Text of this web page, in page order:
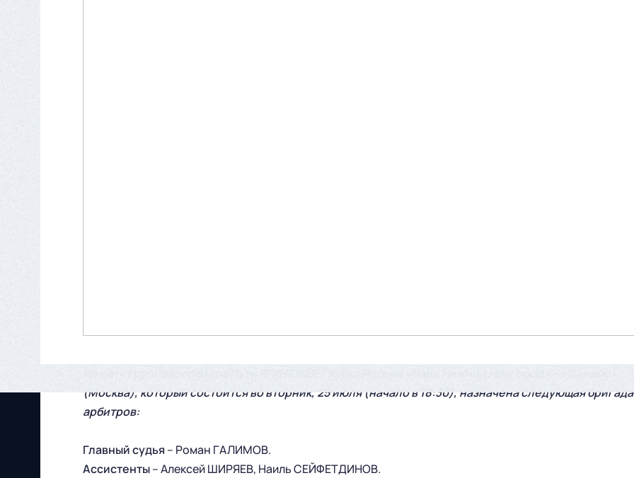
(Москва), который состоится во вторник, 25 июля (начало в 18:30), назначена следующая бригада
арбитров:
Главный судья – Роман ГАЛИМОВ.
Ассистенты– Алексей ШИРЯЕВ, Наиль СЕЙФЕТДИНОВ.